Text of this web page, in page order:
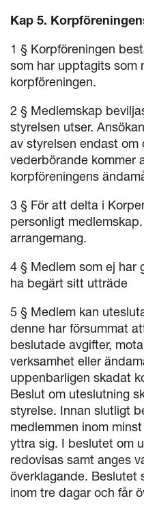
Kap 5.
1 § Korpföreningen
som har upptagits som
korpföreningen.
2 § Medlemskap
styrelsen utser.
av styrelsen endast
vederbörande kommer
korpföreningens
3 § För att delta i
personligt
arrangemang.
4 § Medlem som ej har
ha begärt sitt
5 § Medlem kan
denne har försummat
beslutade avgifter,
verksamhet eller
uppenbarligen skadat
Beslut om uteslutning
styrelse. Innan slutligt
medlemmen inom
yttra sig. I beslutet om
redovisas samt anges
överklagande. Beslutet
inom tre dagar och får